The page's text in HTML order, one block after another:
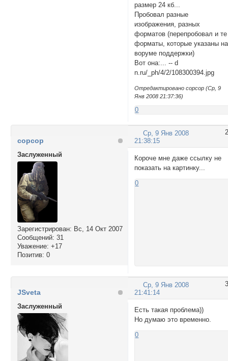
размер 24 кб...
Пробовал разные
изображения, разных
форматов (перепробовал и те
форматы, которые указаны на
воруме поддержки)
Вот она:... -- d
n.ru/_ph/4/2/108300394.jpg
Отредактировано copcop (Ср, 9
Янв 2008 21:37:36)
0
2
Ср, 9 Янв 2008
21:38:15
copcop
Заслуженный
Зарегистрирован: Вс, 14 Окт 2007
Сообщений: 31
Уважение: +17
Позитив: 0
Короче мне даже ссылку не
показать на картинку...
0
3
Ср, 9 Янв 2008
21:41:14
JSveta
Заслуженный
Есть такая проблема))
Но думаю это временно.
0